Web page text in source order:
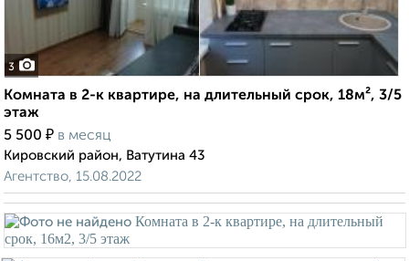
3
Комната в 2-к квартире, на длительный срок, 18м², 3/5
этаж
5 500 ₽ в месяц
Кировский район, Ватутина 43
Агентство, 15.08.2022